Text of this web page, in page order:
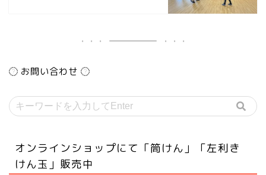
お問い合わせ
オンラインショップにて「筒けん」「左利き
けん玉」販売中